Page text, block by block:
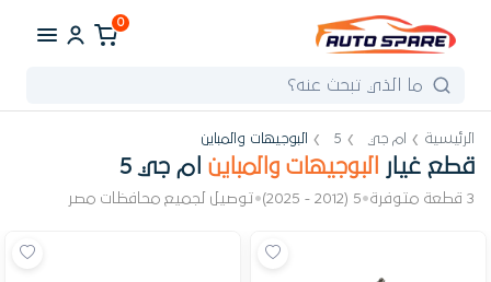
0
الرئيسية ام جي 5 البوجيهات والمباين
قطع غيار البوجيهات والمباين ام جي 5
3 قطعة متوفرة •
5 (2012 - 2025)
•توصيل لجميع محافظات مصر